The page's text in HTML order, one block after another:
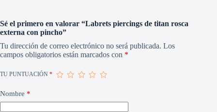
Sé el primero en valorar “Labrets piercings de titan rosca
externa con pincho”
Tu dirección de correo electrónico no será publicada. Los
campos obligatorios están marcados con *
TU PUNTUACIÓN *
Nombre *